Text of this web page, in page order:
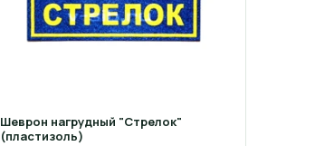
Шеврон нагрудный "Стрелок"
(пластизоль)